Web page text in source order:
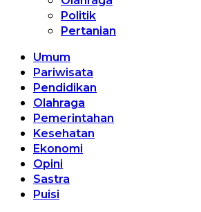
Politik
Pertanian
Umum
Pariwisata
Pendidikan
Olahraga
Pemerintahan
Kesehatan
Ekonomi
Opini
Sastra
Puisi